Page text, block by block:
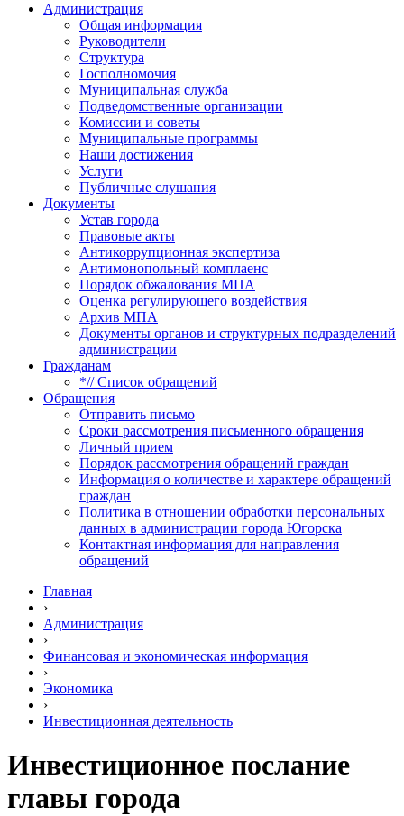
Администрация
Общая информация
Руководители
Структура
Госполномочия
Муниципальная служба
Подведомственные организации
Комиссии и советы
Муниципальные программы
Наши достижения
Услуги
Публичные слушания
Документы
Устав города
Правовые акты
Антикоррупционная экспертиза
Антимонопольный комплаенс
Порядок обжалования МПА
Оценка регулирующего воздействия
Архив МПА
Документы органов и структурных подразделений
администрации
Гражданам
*// Список обращений
Обращения
Отправить письмо
Сроки рассмотрения письменного обращения
Личный прием
Порядок рассмотрения обращений граждан
Информация о количестве и характере обращений
граждан
Политика в отношении обработки персональных
данных в администрации города Югорска
Контактная информация для направления
обращений
Главная
›
Администрация
›
Финансовая и экономическая информация
›
Экономика
›
Инвестиционная деятельность
Инвестиционное послание
главы города